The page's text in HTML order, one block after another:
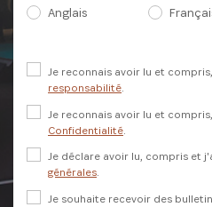
Anglais
Je reconnais avoir lu et
responsabilité
Je reconnais avoir lu et
Confidentialité
Je déclare avoir lu, compris et
générales.
Je souhaite recevoir des